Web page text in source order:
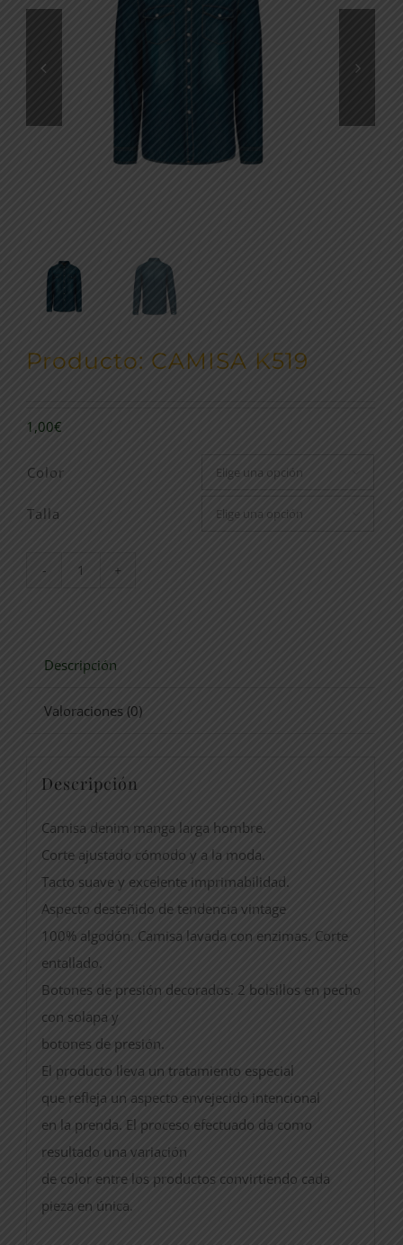
Producto: CAMISA K519
1,00€
Color
Talla
Descripción
Valoraciones (0)
Descripción
Camisa denim manga larga hombre.
Corte ajustado cómodo y a la moda.
Tacto suave y excelente imprimabilidad.
Aspecto desteñido de tendencia vintage
100% algodón. Camisa lavada con enzimas. Corte
entallado.
Botones de presión decorados. 2 bolsillos en pecho
con solapa y
botones de presión.
El producto lleva un tratamiento especial
que refleja un aspecto envejecido intencional
en la prenda. El proceso efectuado da como
resultado una variación
de color entre los productos convirtiendo cada
pieza en única.